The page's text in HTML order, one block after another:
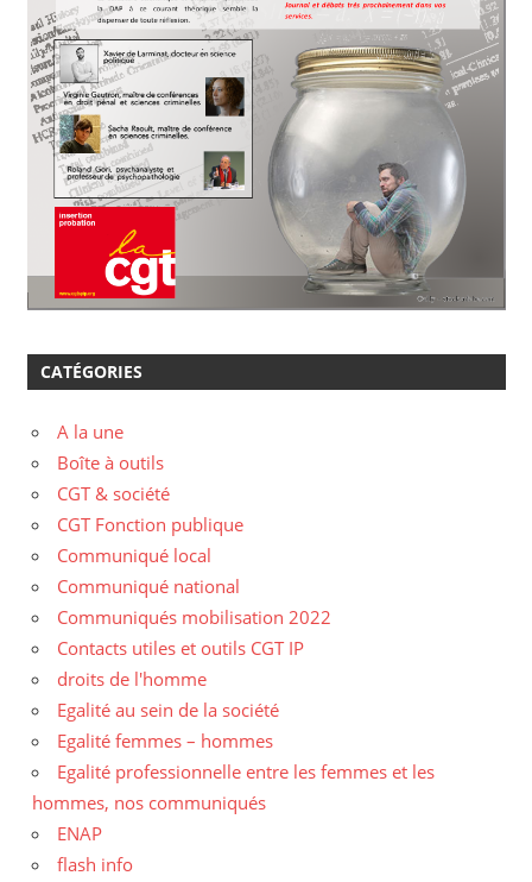
CATÉGORIES
A la une
Boîte à outils
CGT & société
CGT Fonction publique
Communiqué local
Communiqué national
Communiqués mobilisation 2022
Contacts utiles et outils CGT IP
droits de l'homme
Egalité au sein de la société
Egalité femmes – hommes
Egalité professionnelle entre les femmes et les
hommes, nos communiqués
ENAP
flash info